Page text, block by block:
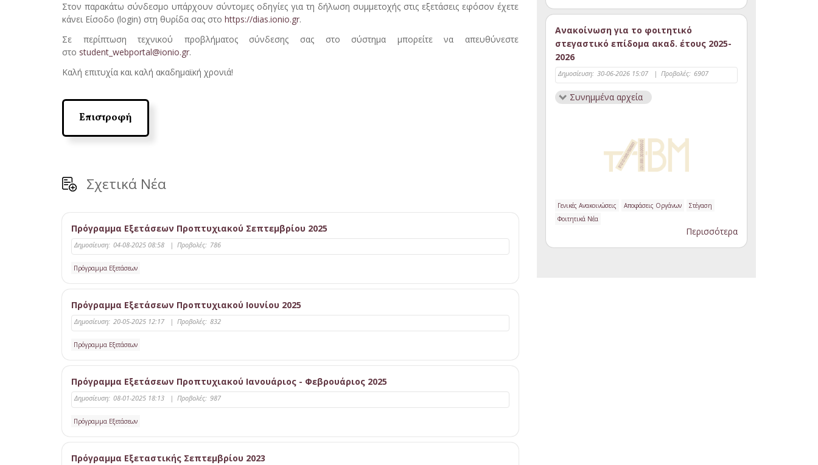
Στον παρακάτω σύνδεσμο υπάρχουν σύντομες οδηγίες για τη δήλωση συμμετοχής στις εξετάσεις εφόσον έχετε
κάνει Είσοδο (login) στη θυρίδα σας στο https://dias.ionio.gr.
Σε περίπτωση τεχνικού προβλήματος σύνδεσης σας στο σύστημα μπορείτε να απευθύνεστε
στο student_webportal@ionio.gr.
Καλή επιτυχία και καλή ακαδημαϊκή χρονιά!
Επιστροφή
Σχετικά Νέα
Πρόγραμμα Εξετάσεων Προπτυχιακού Σεπτεμβρίου 2025
Δημοσίευση: 04-08-2025 08:58 | Προβολές: 786
Πρόγραμμα Εξετάσεων
Πρόγραμμα Εξετάσεων Προπτυχιακού Ιουνίου 2025
Δημοσίευση: 20-05-2025 12:17 | Προβολές: 832
Πρόγραμμα Εξετάσεων
Πρόγραμμα Εξετάσεων Προπτυχιακού Ιανουάριος - Φεβρουάριος 2025
Δημοσίευση: 08-01-2025 18:13 | Προβολές: 987
Πρόγραμμα Εξετάσεων
Πρόγραμμα Εξεταστικής Σεπτεμβρίου 2023
Ανακοίνωση για το φοιτητικό
στεγαστικό επίδομα ακαδ. έτους 2025-
2026
Δημοσίευση: 30-06-2026 15:07 | Προβολές: 6907
Συνημμένα αρχεία
Γενικές Ανακοινώσεις Αποφάσεις Οργάνων
Στέγαση
Φοιτητικά Νέα
Περισσότερα